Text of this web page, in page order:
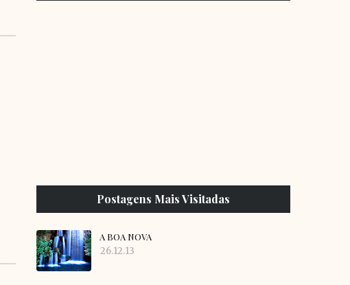
Postagens Mais Visitadas
A BOA NOVA
26.12.13